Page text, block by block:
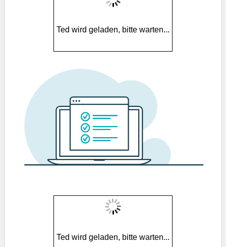
Ted wird geladen, bitte warten...
Ted wird geladen, bitte warten...